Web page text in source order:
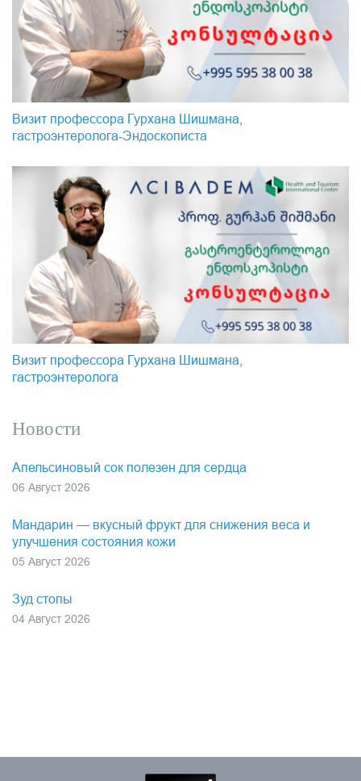
Визит профессора Гурхана Шишмана,
гастроэнтеролога-Эндоскопистa
Визит профессора Гурхана Шишмана,
гастроэнтеролога
Новости
Апельсиновый сок полезен для сердца
06 Август 2026
Мандарин — вкусный фрукт для снижения веса и
улучшения состояния кожи
05 Август 2026
Зуд стопы
04 Август 2026